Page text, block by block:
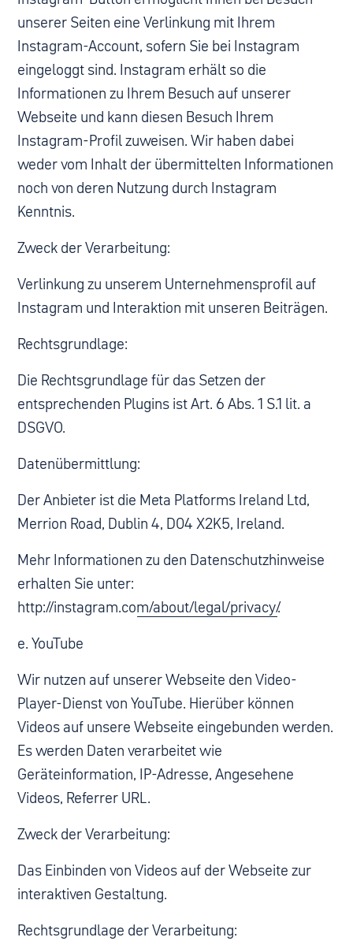
unserer Seiten eine Verlinkung mit Ihrem
Instagram-Account, sofern Sie bei Instagram
eingeloggt sind. Instagram erhält so die
Informationen zu Ihrem Besuch auf unserer
Webseite und kann diesen Besuch Ihrem
Instagram-Profil zuweisen. Wir haben dabei
weder vom Inhalt der übermittelten Informationen
noch von deren Nutzung durch Instagram
Kenntnis.
Zweck der Verarbeitung:
Verlinkung zu unserem Unternehmensprofil auf
Instagram und Interaktion mit unseren Beiträgen.
Rechtsgrundlage:
Die Rechtsgrundlage für das Setzen der
entsprechenden Plugins ist Art. 6 Abs. 1 S.1 lit. a
DSGVO.
Datenübermittlung:
Der Anbieter ist die Meta Platforms Ireland Ltd,
Merrion Road, Dublin 4, D04 X2K5, Ireland.
Mehr Informationen zu den Datenschutzhinweise
erhalten Sie unter:
http://instagram.com/about/legal/privacy/.
e. YouTube
Wir nutzen auf unserer Webseite den Video-
Player-Dienst von YouTube. Hierüber können
Videos auf unsere Webseite eingebunden werden.
Es werden Daten verarbeitet wie
Geräteinformation, IP-Adresse, Angesehene
Videos, Referrer URL.
Zweck der Verarbeitung:
Das Einbinden von Videos auf der Webseite zur
interaktiven Gestaltung.
Rechtsgrundlage der Verarbeitung: